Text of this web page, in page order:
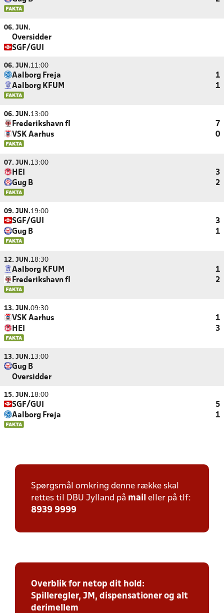
06. JUN.
Oversidder
SGF/GUI
06. JUN.11:00
Aalborg Freja
1
Aalborg KFUM
1
06. JUN.13:00
Frederikshavn fI
7
VSK Aarhus
0
07. JUN.13:00
HEI
3
Gug B
2
09. JUN.19:00
SGF/GUI
3
Gug B
1
12. JUN.18:30
Aalborg KFUM
1
Frederikshavn fI
2
13. JUN.09:30
VSK Aarhus
1
HEI
3
13. JUN.13:00
Gug B
Oversidder
15. JUN.18:00
SGF/GUI
5
Aalborg Freja
1
Spørgsmål omkring denne række skal
rettes til DBU Jylland på mail eller på tlf:
8939 9999
Overblik for netop dit hold:
Spilleregler, JM, dispensationer og alt
derimellem